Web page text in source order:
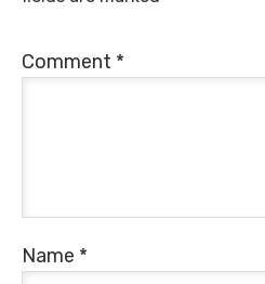
Comment *
Name *